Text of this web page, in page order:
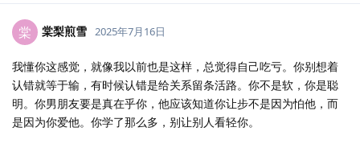
棠 棠梨煎雪 2025年7月16日
我懂你这感觉，就像我以前也是这样，总觉得自己吃亏。你别想着
认错就等于输，有时候认错是给关系留条活路。你不是软，你是聪
明。你男朋友要是真在乎你，他应该知道你让步不是因为怕他，而
是因为你爱他。你学了那么多，别让别人看轻你。